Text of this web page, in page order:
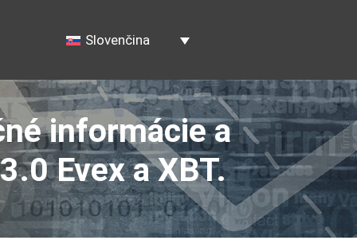
Slovenčina
informácie a
Evex a XBT.